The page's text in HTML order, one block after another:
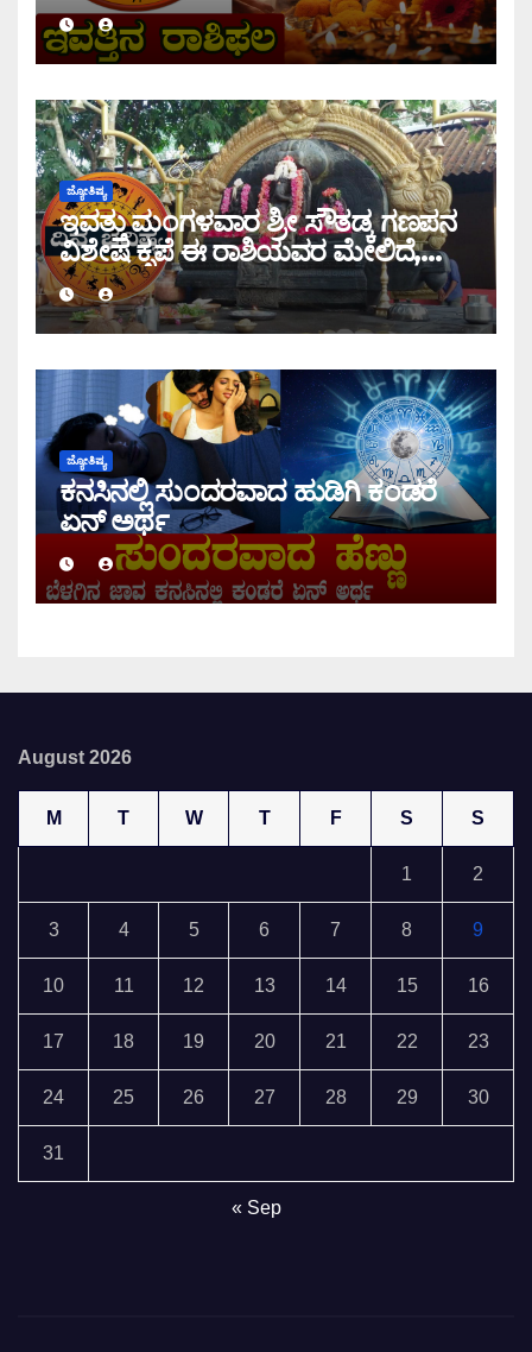
ಜ್ಯೋತಿಷ್ಯ
ಇವತ್ತು ಮಂಗಳವಾರ ಶ್ರೀ ಸೌತಡ್ಕ ಗಣಪನ
ವಿಶೇಷ ಕೃಪೆ ಈ ರಾಶಿಯವರ ಮೇಲಿದೆ,
ಇಂದಿನ ರಾಶಿ ಭವಿಷ್ಯ ತಿಳಿಯಿರಿ
ಜ್ಯೋತಿಷ್ಯ
ಕನಸಿನಲ್ಲಿ ಸುಂದರವಾದ ಹುಡಿಗಿ ಕಂಡರೆ
ಏನ್ ಅರ್ಥ
August 2026
M T W T F S S
1 2
3 4 5 6 7 8 9
10 11 12 13 14 15 16
17 18 19 20 21 22 23
24 25 26 27 28 29 30
31
« Sep